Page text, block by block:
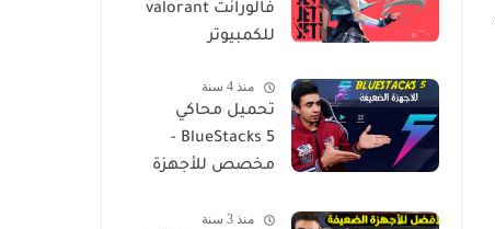
فالورانت valorant
للكمبيوتر
منذ 4 سنة
تحميل محاكي
BlueStacks 5 -
مخصص للأجهزة
منذ 3 سنة